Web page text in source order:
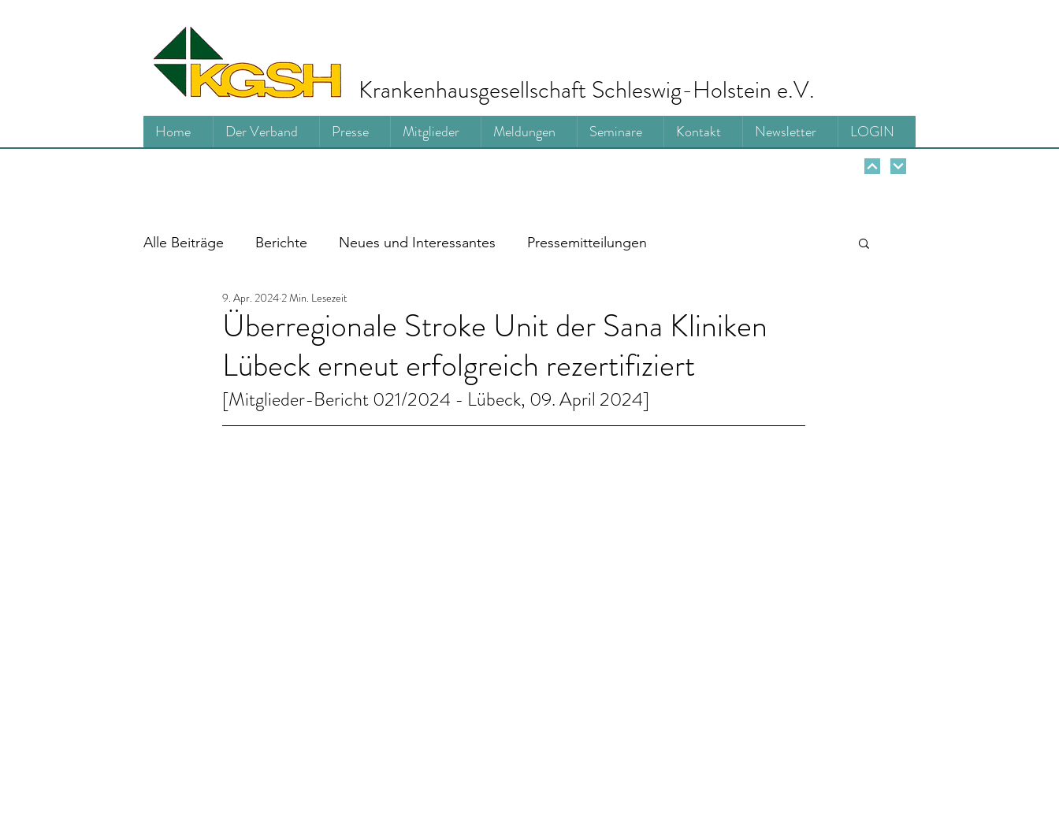
Home Der Verband Presse Mitglieder Meldungen Seminare Kontakt Newsletter LOGIN
Krankenhausgesellschaft Schleswig-Holstein e.V.
Alle Beiträge Berichte Neues und Interessantes Pressemitteilungen
Überregionale Stroke Unit der Sana Kliniken
Lübeck erneut erfolgreich rezertifiziert
9. Apr. 20242 Min. Lesezeit
[Mitglieder-Bericht 021/2024 - Lübeck, 09. April 2024]